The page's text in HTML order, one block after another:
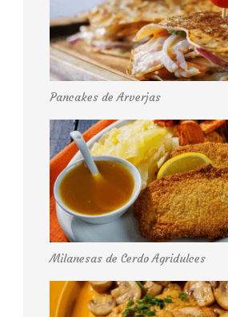
Pancakes de Arverjas
Milanesas de Cerdo Agridulces